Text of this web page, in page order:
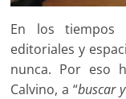
En los tiempos
editoriales y
nunca. Por eso
Calvino, a “buscar